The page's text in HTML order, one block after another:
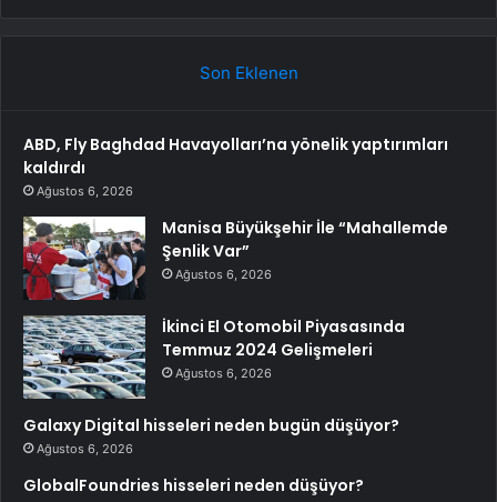
Son Eklenen
ABD, Fly Baghdad Havayolları’na yönelik yaptırımları
kaldırdı
Ağustos 6, 2026
Manisa Büyükşehir İle “Mahallemde
Şenlik Var”
Ağustos 6, 2026
İkinci El Otomobil Piyasasında
Temmuz 2024 Gelişmeleri
Ağustos 6, 2026
Galaxy Digital hisseleri neden bugün düşüyor?
Ağustos 6, 2026
GlobalFoundries hisseleri neden düşüyor?